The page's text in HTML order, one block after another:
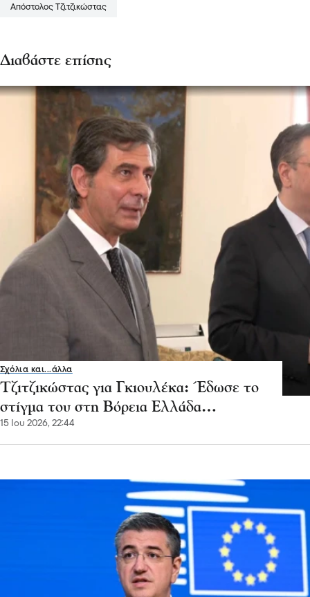
Απόστολος Τζιτζικώστας
Διαβάστε επίσης
Σχόλια και...άλλα
Τζιτζικώστας για Γκιουλέκα: Έδωσε το
στίγμα του στη Βόρεια Ελλάδα…
15 Ιου 2026, 22:44